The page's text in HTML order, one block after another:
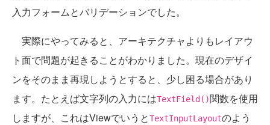
入力フォームとバリデーションでした。
実際にやってみると、アーキテクチャよりもレイアウ
ト面で問題が起きることがわかりました。現在のデザイ
ンをそのまま再現しようとすると、少し困る場合があり
ます。たとえば文字列の入力にはTextField()関数を使用
しますが、これはViewでいうとTextInputLayoutのよう